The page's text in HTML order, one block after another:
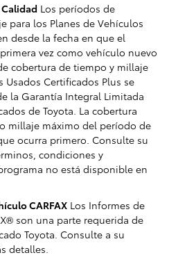
Los períodos de
para los Planes de Vehículos
desde la fecha en que el
vez como vehículo nuevo
cobertura de tiempo y millaje
Usados Certificados Plus se
la Garantía Integral Limitada
de Toyota. La cobertura
millaje máximo del período de
ocurra primero. Consulte su
condiciones y
no está disponible en
CARFAX Los Informes de
son una parte requerida de
Toyota. Consulte a su
detalles.